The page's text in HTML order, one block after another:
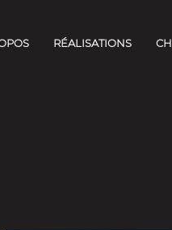
RÉALISATIONS